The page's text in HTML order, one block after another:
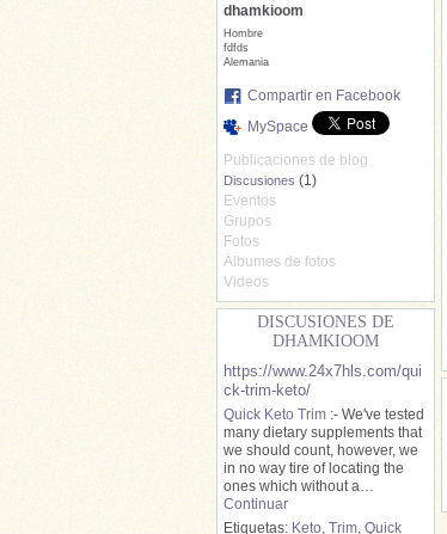
dhamkioom
Hombre
fdfds
Alemania
Compartir en Facebook
MySpace
Publicaciones de blog
Discusiones (1)
Eventos
Grupos
Fotos
Álbumes de fotos
Videos
DISCUSIONES DE
DHAMKIOOM
https://www.24x7hls.com/qui
ck-trim-keto/
Quick Keto Trim :- We've tested
many dietary supplements that
we should count, however, we
in no way tire of locating the
ones which without a…
Continuar
Etiquetas: Keto, Trim, Quick